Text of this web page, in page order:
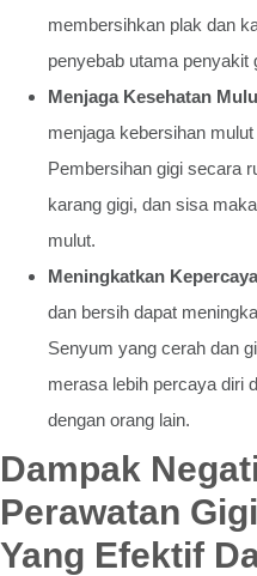
membersihkan plak dan
penyebab utama penyakit
Menjaga Kesehatan
menjaga kebersihan
Pembersihan gigi secara
karang gigi, dan sisa
mulut.
Meningkatkan
dan bersih dapat
Senyum yang cerah dan
merasa lebih percaya diri
dengan orang lain.
Dampak
Perawatan
Yang Efektif